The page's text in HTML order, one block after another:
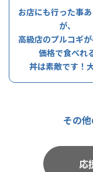
お店にも行った事
が、
高級店のプルコギ
価格で食べれ
丼は素敵です！
その
応